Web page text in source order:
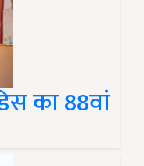
का 88वां